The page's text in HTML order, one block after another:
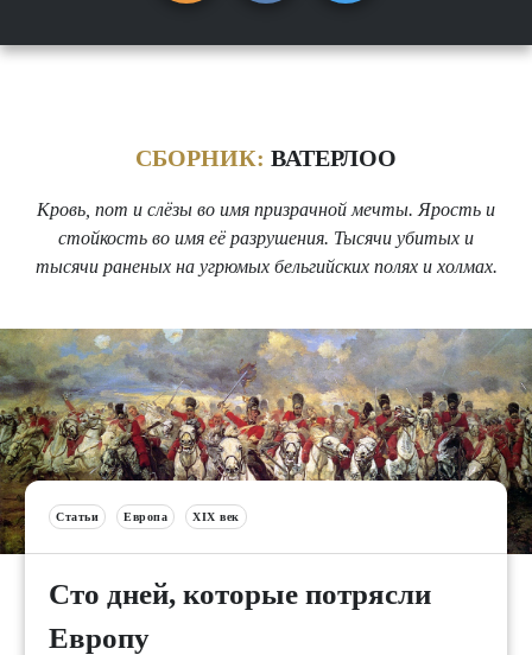
СБОРНИК: ВАТЕРЛОО
Кровь, пот и слёзы во имя призрачной мечты. Ярость и
стойкость во имя её разрушения. Тысячи убитых и
тысячи раненых на угрюмых бельгийских полях и холмах.
Статьи Европа XIX век
Сто дней, которые потрясли
Европу